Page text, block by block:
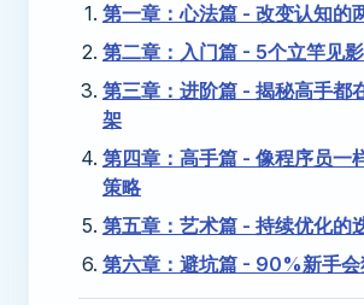
第一章：心法篇 - 改变认知的
第二章：入门篇 - 5个立竿见
第三章：进阶篇 - 揭秘高手都
架
第四章：高手篇 - 像程序员一
策略
第五章：艺术篇 - 持续优化的
第六章：避坑篇 - 90%新手会